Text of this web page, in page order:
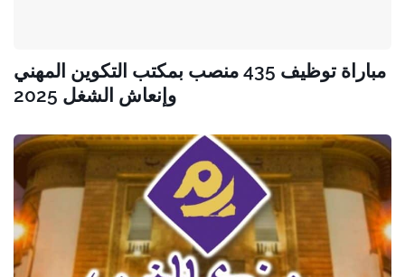
مباراة توظيف 435 منصب بمكتب التكوين المهني
وإنعاش الشغل 2025